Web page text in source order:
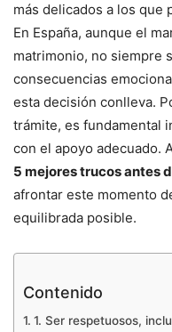
más delicados a los que
En España, aunque el
matrimonio, no siempre
consecuencias
esta decisión conlleva.
trámite, es fundamental
con el apoyo adecuado.
5 mejores trucos antes
afrontar este momento
equilibrada posible.
Contenido
1. Ser respetuosos,